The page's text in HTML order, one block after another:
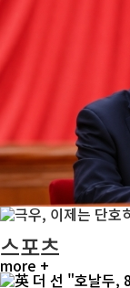
스포츠
more +